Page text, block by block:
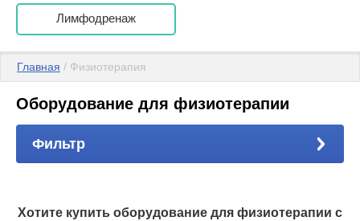
Лимфодренаж
Главная / Физиотерапия
Оборудование для физиотерапии
Фильтр
Хотите купить оборудование для физиотерапии с